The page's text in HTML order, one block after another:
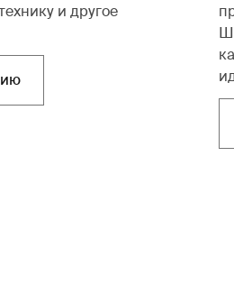
и другое
в новой вкладке